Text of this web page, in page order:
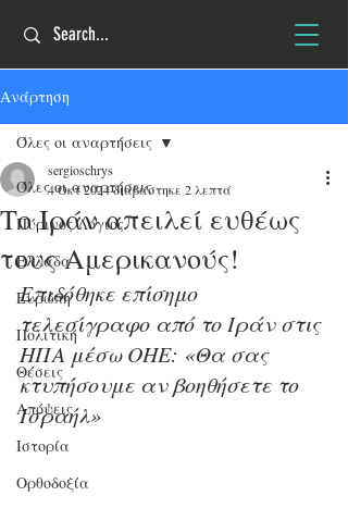
Ανάρτηση
Όλες οι αναρτήσεις
Πύρινος Λόγιος
Ελλάδα
Ευρώπη
Πολιτική
Θέσεις
Απόψεις
Ιστορία
Ορθοδοξία
Όλες οι αναρτήσεις
Το Ιράν απειλεί ευθέως
τους Αμερικανούς!
sergioschrys
4 Οκτ 2024διαβάστηκε 2 λεπτά
Επιδόθηκε επίσημο
τελεσίγραφο από το Ιράν στις
ΗΠΑ μέσω ΟΗΕ: «Θα σας
κτυπήσουμε αν βοηθήσετε το
Ισραήλ»